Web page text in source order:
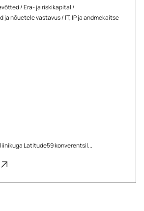
/Era- ja riskikapital/
ja nõuetele vastavus/ IT, IP ja andmekaitse
Latitude59 konverentsil...